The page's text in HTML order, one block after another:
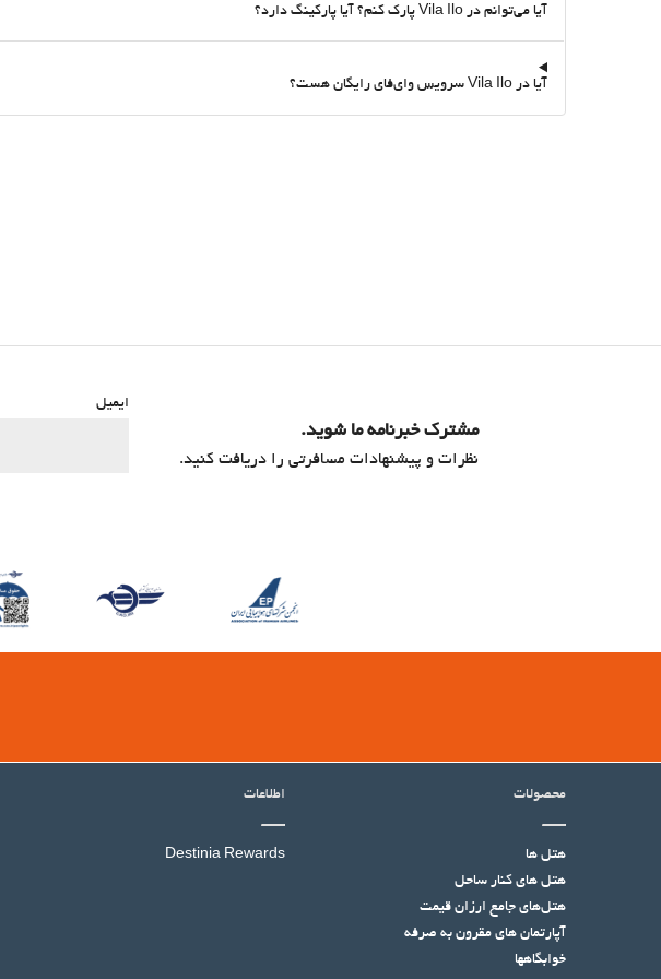
آیا می‌توانم در Vila Ilo پارک کنم؟ آیا پارکینگ دارد؟
آیا در Vila Ilo سرویس وای‌فای رایگان هست؟
مشترک خبرنامه ما شوید.
نظرات و پیشنهادات مسافرتی را دریافت کنید.
ایمیل
محصولات
هتل ها
هتل‌ های کنار ساحل
هتل‌های جامع ارزان قیمت
آپارتمان های مقرون به صرفه
خوابگاهها
اطلاعات
Destinia Rewards